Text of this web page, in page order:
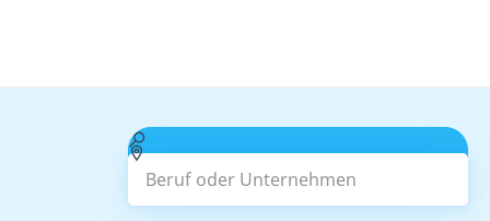
Beruf oder Unternehmen
Suchen